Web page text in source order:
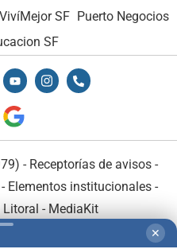
VivíMejor SF Puerto Negocios
SF
- Receptorías de avisos -
- Elementos institucionales-
Litoral - MediaKit
✕